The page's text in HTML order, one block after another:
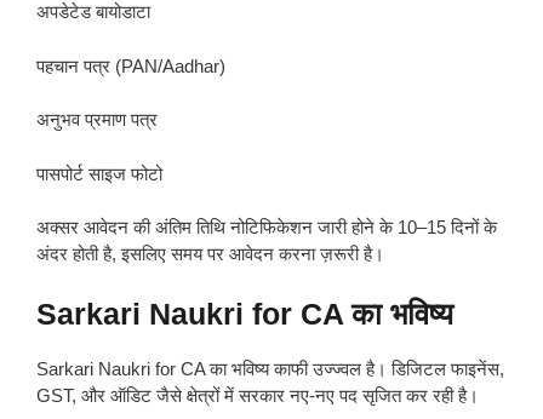
अपडेटेड बायोडाटा
पहचान पत्र (PAN/Aadhar)
अनुभव प्रमाण पत्र
पासपोर्ट साइज फोटो
अक्सर आवेदन की अंतिम तिथि नोटिफिकेशन जारी होने के 10–15 दिनों के
अंदर होती है, इसलिए समय पर आवेदन करना ज़रूरी है।
Sarkari Naukri for CA का भविष्य
Sarkari Naukri for CA का भविष्य काफी उज्ज्वल है। डिजिटल फाइनेंस,
GST, और ऑडिट जैसे क्षेत्रों में सरकार नए-नए पद सृजित कर रही है।